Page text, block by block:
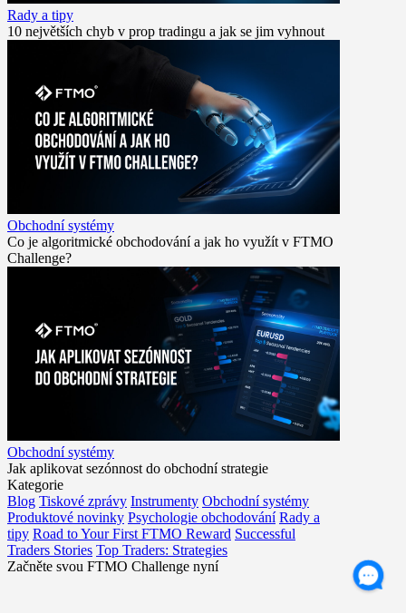
Rady a tipy
10 největších chyb v prop tradingu a jak se jim vyhnout
Obchodní systémy
Co je algoritmické obchodování a jak ho využít v FTMO
Challenge?
Obchodní systémy
Jak aplikovat sezónnost do obchodní strategie
Kategorie
Blog Tiskové zprávy Instrumenty Obchodní systémy
Produktové novinky Psychologie obchodování Rady a
tipy Road to Your First FTMO Reward Successful
Traders Stories Top Traders: Strategies
Začněte svou FTMO Challenge nyní